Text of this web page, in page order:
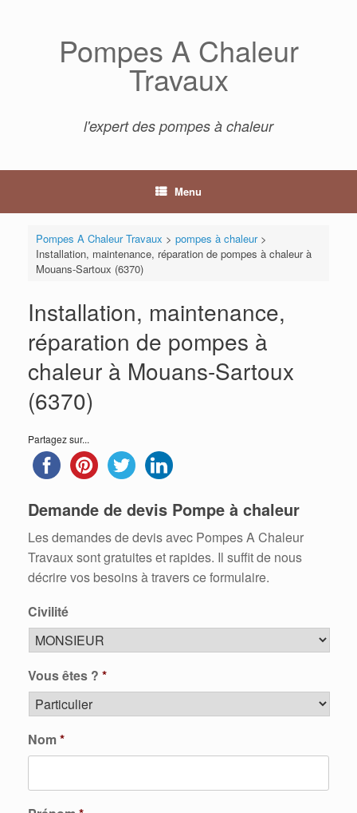
Pompes A Chaleur
Travaux
l'expert des pompes à chaleur
Menu
Pompes A Chaleur Travaux > pompes à chaleur>
Installation, maintenance, réparation de pompes à chaleur à
Mouans-Sartoux (6370)
Installation, maintenance,
réparation de pompes à
chaleur à Mouans-Sartoux
(6370)
Partagez sur...
Demande de devis Pompe à chaleur
Les demandes de devis avec Pompes A Chaleur
Travaux sont gratuites et rapides. Il suffit de nous
décrire vos besoins à travers ce formulaire.
Civilité
Vous êtes ? *
Nom*